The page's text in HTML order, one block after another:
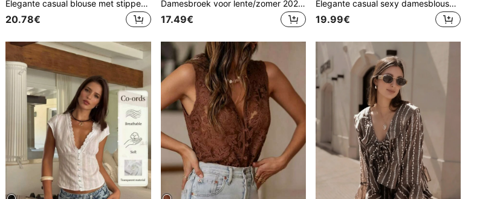
Elegante casual blouse met stippenpatroon voor dames in grote maten - met strik, pofmouwen, losse pasvorm, geplooid, semi-transparant, zomer
20.78€
Damesbroek voor lente/zomer 2026: casual, elegant, doorschijnend, klassiek zebraprintpatroon - doorschijnend, 2-in-1 ontwerp met strikdetail, rechte pijpen, losse pasvorm, geweven, niet-elastische stof, geschikt voor strandvakantie
17.49€
Elegante casual sexy damesblouse met diepe V-hals en transparante stof voor herfst/winter - verfijnde kanten contrast patchwork, strik aan de voorkant, ruches aan de lange mouwen, gebogen zoom, losse pasvorm
19.99€